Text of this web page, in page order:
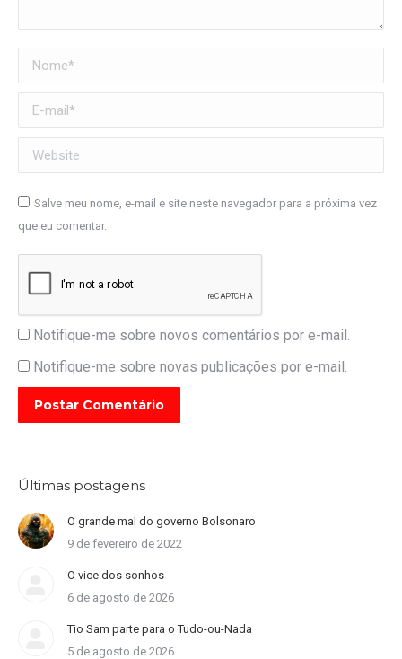
Nome *
E-mail *
Website
Salve meu nome, e-mail e site neste navegador para a próxima vez
que eu comentar.
Notifique-me sobre novos comentários por e-mail.
Notifique-me sobre novas publicações por e-mail.
Postar Comentário
Últimas postagens
O grande mal do governo Bolsonaro
9 de fevereiro de 2022
O vice dos sonhos
6 de agosto de 2026
Tio Sam parte para o Tudo-ou-Nada
5 de agosto de 2026